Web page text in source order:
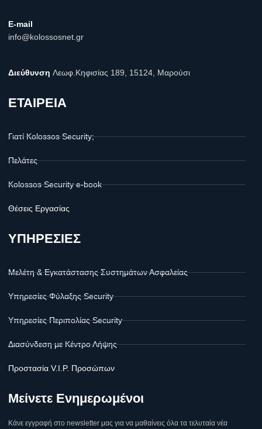
E-mail
info@kolossosnet.gr
Διεύθυνση Λεωφ.Κηφισίας 189, 15124, Μαρούσι
ΕΤΑΙΡΕΙΑ
Γιατί Kolossos Security;
Πελάτες
Kolossos Security e-book
Θέσεις Εργασίας
ΥΠΗΡΕΣΙΕΣ
Μελέτη & Εγκατάστασης Συστημάτων Ασφαλείας
Υπηρεσίες Φύλαξης Security
Υπηρεσίες Περιπολίας Security
Διασύνδεση με Κέντρο Λήψης
Προστασία V.I.P. Προσώπων
Μείνετε Ενημερωμένοι
Κάνε εγγραφή στο newsletter μας για να μαθαίνεις όλα τα τελυταία νέα